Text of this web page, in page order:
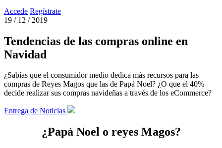
Accede Regístrate
19 / 12 / 2019
Tendencias de las compras online en
Navidad
¿Sabías que el consumidor medio dedica más recursos para las
compras de Reyes Magos que las de Papá Noel? ¿O que el 40%
decide realizar sus compras navideñas a través de los eCommerce?
Entrega de Noticias
¿Papá Noel o reyes Magos?